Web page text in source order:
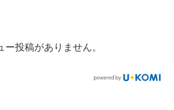
ー投稿がありません。